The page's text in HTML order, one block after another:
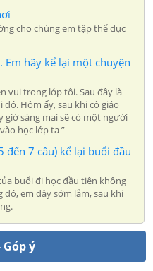
cho chúng em tập thể dục
Em hãy kể lại một chuyện
vui trong lớp tôi. Sau đây là
Hôm ấy, sau khi cô giáo
giờ sáng mai sẽ có một người
học lớp ta ”
đến 7 câu) kể lại buổi đầu
buổi đi học đầu tiên không
đó, em dậy sớm lắm, sau khi
ý